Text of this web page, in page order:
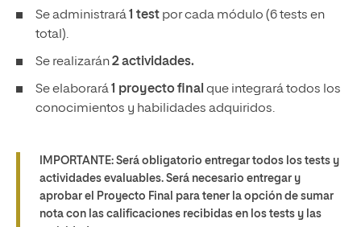
Se administrará1 test por cada módulo (6 tests en
total).
Se realizarán2 actividades.
Se elaborará1 proyecto final que integrará todos los
conocimientos y habilidades adquiridos.
IMPORTANTE: Será obligatorio entregar todos los tests y
actividades evaluables. Será necesario entregar y
aprobar el Proyecto Final para tener la opción de sumar
nota con las calificaciones recibidas en los tests y las